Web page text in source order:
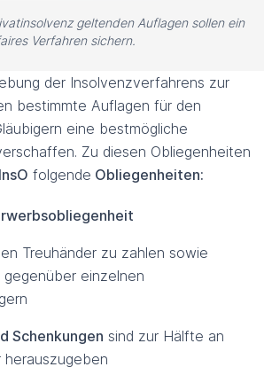
geltenden Auflagen sollen ein
Verfahren sichern.
der Insolvenzverfahrens zur
bestimmte Auflagen für den
eine bestmögliche
Zu diesen Obliegenheiten
folgende Obliegenheiten:
Treuhänder zu zahlen sowie
einzelnen
Schenkungen sind zur Hälfte an
herauszugeben